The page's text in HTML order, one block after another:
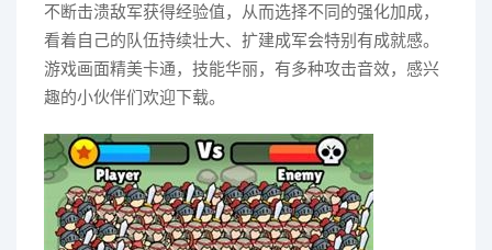
不断击溃敌军获得经验值，从而选择不同的强化加成，
看着自己的队伍持续壮大、扩建成军会特别有成就感。
游戏画面精美卡通，技能华丽，有多种攻击音效，感兴
趣的小伙伴们欢迎下载。